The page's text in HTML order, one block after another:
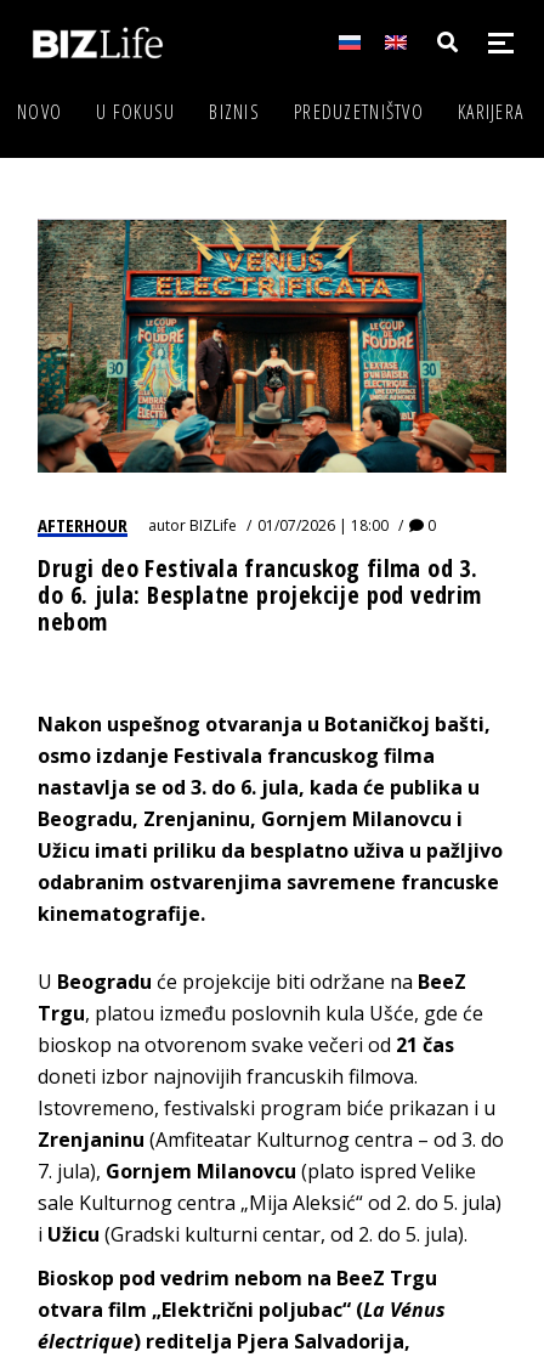
NOVO U FOKUSU BIZNIS PREDUZETNIŠTVO KARIJERA
AFTERHOUR autorBIZLife 01/07/2026 | 18:00 0
Drugi deo Festivala francuskog filma od 3.
do 6. jula: Besplatne projekcije pod vedrim
nebom
Nakon uspešnog otvaranja u Botaničkoj bašti,
osmo izdanje Festivala francuskog filma
nastavlja se od 3. do 6. jula, kada će publika u
Beogradu, Zrenjaninu, Gornjem Milanovcu i
Užicu imati priliku da besplatno uživa u pažljivo
odabranim ostvarenjima savremene francuske
kinematografije.
U Beogradu će projekcije biti održane na BeeZ
Trgu, platou između poslovnih kula Ušće, gde će
bioskop na otvorenom svake večeri od 21 čas
doneti izbor najnovijih francuskih filmova.
Istovremeno, festivalski program biće prikazan i u
Zrenjaninu (Amfiteatar Kulturnog centra – od 3. do
7. jula), Gornjem Milanovcu (plato ispred Velike
sale Kulturnog centra „Mija Aleksić“ od 2. do 5. jula)
i Užicu (Gradski kulturni centar, od 2. do 5. jula).
Bioskop pod vedrim nebom na BeeZ Trgu
otvara film „Električni poljubac“ (La Vénus
électrique) reditelja Pjera Salvadorija,